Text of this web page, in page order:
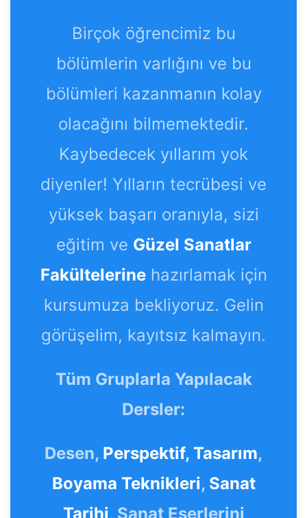
Birçok öğrencimiz bu
bölümlerin varlığını ve bu
bölümleri kazanmanın kolay
olacağını bilmemektedir.
Kaybedecek yıllarım yok
diyenler! Yılların tecrübesi ve
yüksek başarı oranıyla, sizi
eğitim ve Güzel Sanatlar
Fakültelerinehazırlamak için
kursumuza bekliyoruz. Gelin
görüşelim, kayıtsız kalmayın.
Tüm Gruplarla Yapılacak
Dersler:
Desen, Perspektif, Tasarım,
Boyama Teknikleri, Sanat
Tarihi, Sanat Eserlerini